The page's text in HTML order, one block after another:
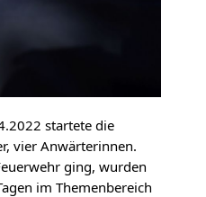
startete die
vier Anwärterinnen.
ging, wurden
im Themenbereich